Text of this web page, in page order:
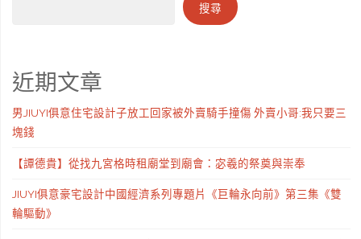
搜尋
近期文章
男JIUYI俱意住宅設計子放工回家被外賣騎手撞傷 外賣小哥:我只要三
塊錢
【譚德貴】從找九宮格時租廟堂到廟會：宓羲的祭奠與崇奉
JIUYI俱意豪宅設計中國經濟系列專題片《巨輪永向前》第三集《雙
輪驅動》